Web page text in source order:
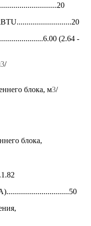
(2.64 -
3/
блока, м3/
блока,